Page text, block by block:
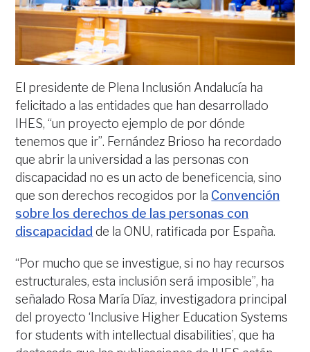
El presidente de Plena Inclusión Andalucía ha
felicitado a las entidades que han desarrollado
IHES, “un proyecto ejemplo de por dónde
tenemos que ir”. Fernández Brioso ha recordado
que abrir la universidad a las personas con
discapacidad no es un acto de beneficencia, sino
que son derechos recogidos por la Convención
sobre los derechos de las personas con
discapacidad de la ONU, ratificada por España.
“Por mucho que se investigue, si no hay recursos
estructurales, esta inclusión será imposible”, ha
señalado Rosa María Díaz, investigadora principal
del proyecto ‘Inclusive Higher Education Systems
for students with intellectual disabilities’, que ha